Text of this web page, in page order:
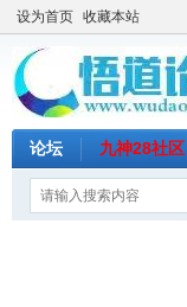
设为首页 收藏本站
论坛 九神28社区